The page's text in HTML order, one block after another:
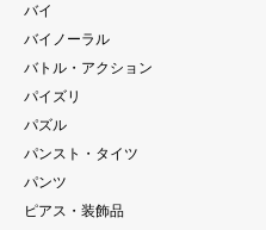
バイ
バイノーラル
バトル・アクション
パイズリ
パズル
パンスト・タイツ
パンツ
ピアス・装飾品